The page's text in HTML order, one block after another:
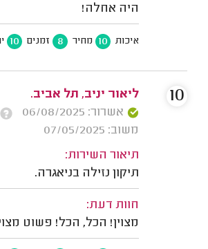
היה אחלה!
איכות 10 מחיר 8 זמנים 10
ליאור יניב, תל אביב.
אשרור: 06/08/2025
משוב: 07/05/2025
תיאור השירות:
תיקון נזילה בניאגרה.
חוות דעת:
מצוין! הכל, הכל! פשוט
10